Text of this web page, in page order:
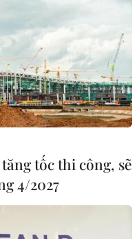
tốc thi công, sẽ
4/2027